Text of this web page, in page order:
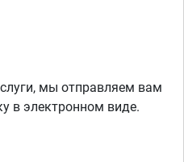
мы отправляем вам
в электронном виде.